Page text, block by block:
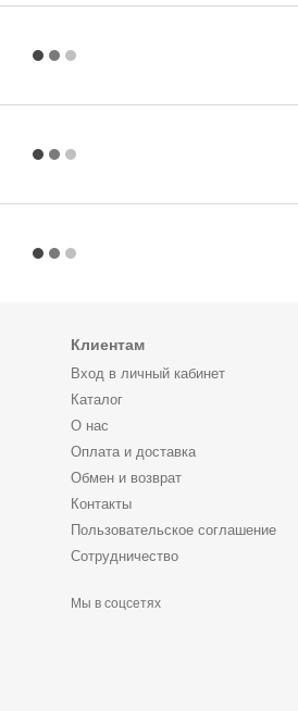
Клиентам
Вход в личный кабинет
Каталог
О нас
Оплата и доставка
Обмен и возврат
Контакты
Пользовательское соглашение
Сотрудничество
Мы в соцсетях